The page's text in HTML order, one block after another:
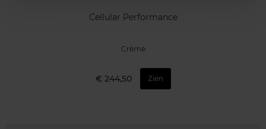
Cellular Performance
Crème
€ 244,50 Zien